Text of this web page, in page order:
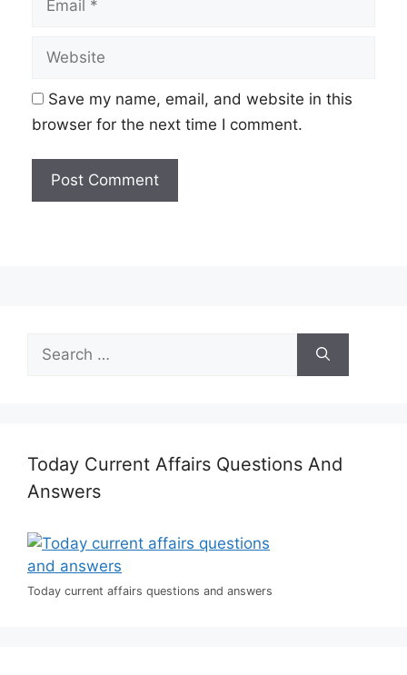
Save my name, email, and website in this
browser for the next time I comment.
for:
Today Current Affairs Questions And
Answers
Today current affairs questions and answers